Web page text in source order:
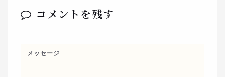
コメントを残す